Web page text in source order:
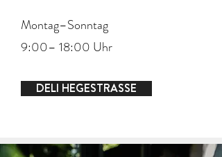
Montag–Sonntag
9:00– 18:00 Uhr
DELI HEGESTRASSE